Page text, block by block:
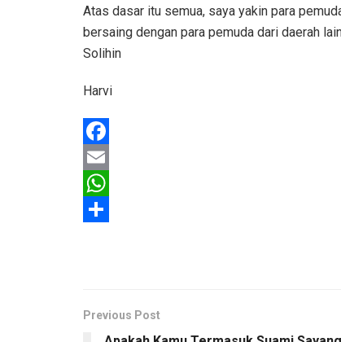
Atas dasar itu semua, saya yakin para
bersaing dengan para pemuda dari daerah
Solihin
Harvi
F
a
c
o
E
m
W
s
rPrevious Post